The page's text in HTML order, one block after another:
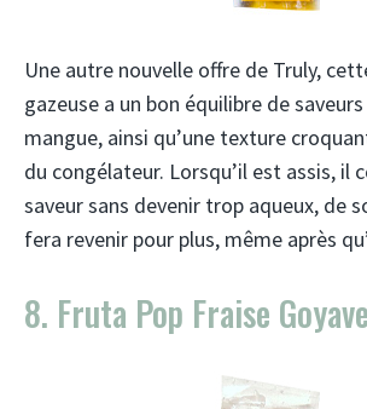
Une autre nouvelle offre de Truly,
gazeuse a un bon équilibre de
mangue, ainsi qu’une texture
du congélateur. Lorsqu’il est assis, il
saveur sans devenir trop aqueux, de
fera revenir pour plus, même après
8. Fruta Pop Fraise